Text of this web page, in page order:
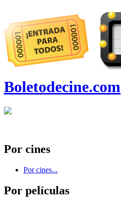
Boletodecine.com
Por cines
Por cines...
Por películas